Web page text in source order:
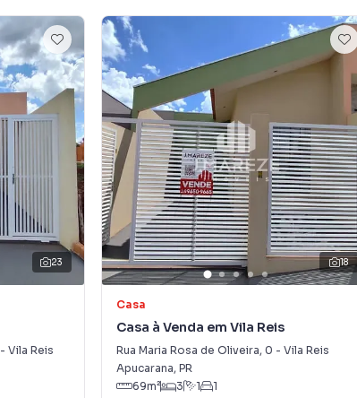
23
- Vila Reis
18
Casa
Casa à Venda em Vila Reis
Rua Maria Rosa de Oliveira, 0 - Vila Reis
Apucarana, PR
69m² 3 1 1